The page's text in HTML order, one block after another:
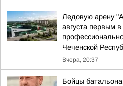
Ледовую арену
августа первым
Чеченской
Вчера, 20:37
Бойцы